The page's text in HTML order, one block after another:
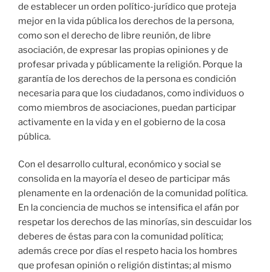
de establecer un orden político-jurídico que proteja
mejor en la vida pública los derechos de la persona,
como son el derecho de libre reunión, de libre
asociación, de expresar las propias opiniones y de
profesar privada y públicamente la religión. Porque la
garantía de los derechos de la persona es condición
necesaria para que los ciudadanos, como individuos o
como miembros de asociaciones, puedan participar
activamente en la vida y en el gobierno de la cosa
pública.
Con el desarrollo cultural, económico y social se
consolida en la mayoría el deseo de participar más
plenamente en la ordenación de la comunidad política.
En la conciencia de muchos se intensifica el afán por
respetar los derechos de las minorías, sin descuidar los
deberes de éstas para con la comunidad política;
además crece por días el respeto hacia los hombres
que profesan opinión o religión distintas; al mismo